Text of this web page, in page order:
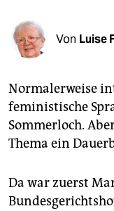
shop
fragen & hilfe
abo
genossenschaft
Von Luise
Normalerweise
feministische
Sommerloch.
Thema ein
Da war zuerst